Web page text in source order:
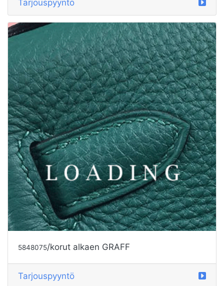
Tarjouspyyntö
5848075/korut alkaen GRAFF
Tarjouspyyntö